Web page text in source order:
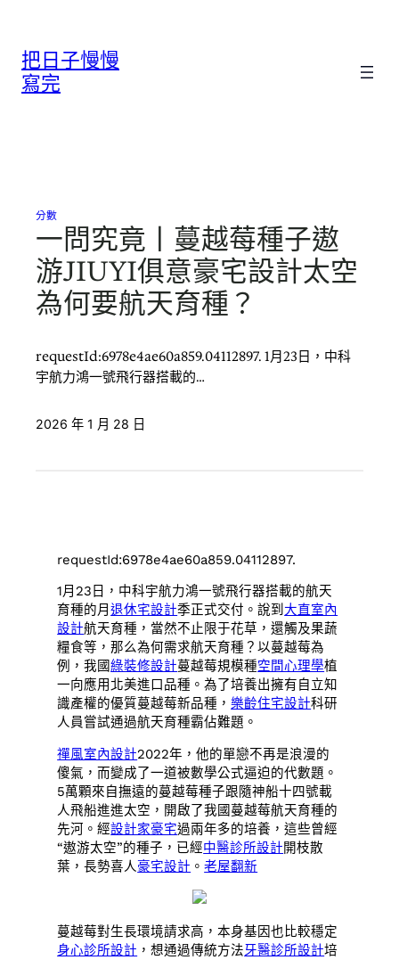
把日子慢慢
寫完
分數
一問究竟丨蔓越莓種子遨
游JIUYI俱意豪宅設計太空
為何要航天育種？
requestId:6978e4ae60a859.04112897. 1月23日，中科
宇航力鴻一號飛行器搭載的…
2026 年 1 月 28 日
requestId:6978e4ae60a859.04112897.
1月23日，中科宇航力鴻一號飛行器搭載的航天
育種的月退休宅設計季正式交付。說到大直室內
設計航天育種，當然不止限于花草，還觸及果蔬
糧食等，那么為何需求航天育種？以蔓越莓為
例，我國綠裝修設計蔓越莓規模種空間心理學植
一向應用北美進口品種。為了培養出擁有自立知
識產權的優質蔓越莓新品種，樂齡住宅設計科研
人員嘗試通過航天育種霸佔難題。
禪風室內設計2022年，他的單戀不再是浪漫的
傻氣，而變成了一道被數學公式逼迫的代數題。
5萬顆來自撫遠的蔓越莓種子跟隨神船十四號載
人飛船進進太空，開啟了我國蔓越莓航天育種的
先河。經設計家豪宅過兩年多的培養，這些曾經
“遨游太空”的種子，已經中醫診所設計開枝散
葉，長勢喜人豪宅設計 。老屋翻新
蔓越莓對生長環境請求高，本身基因也比較穩定
身心診所設計 ，想通過傳統方法牙醫診所設計培